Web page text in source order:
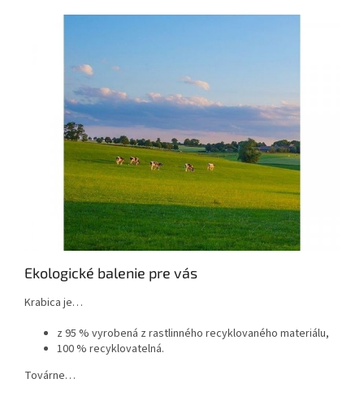
Ekologické balenie pre vás
Krabica je…
z 95 % vyrobená z rastlinného recyklovaného materiálu,
100 % recyklovatelná.
Továrne…